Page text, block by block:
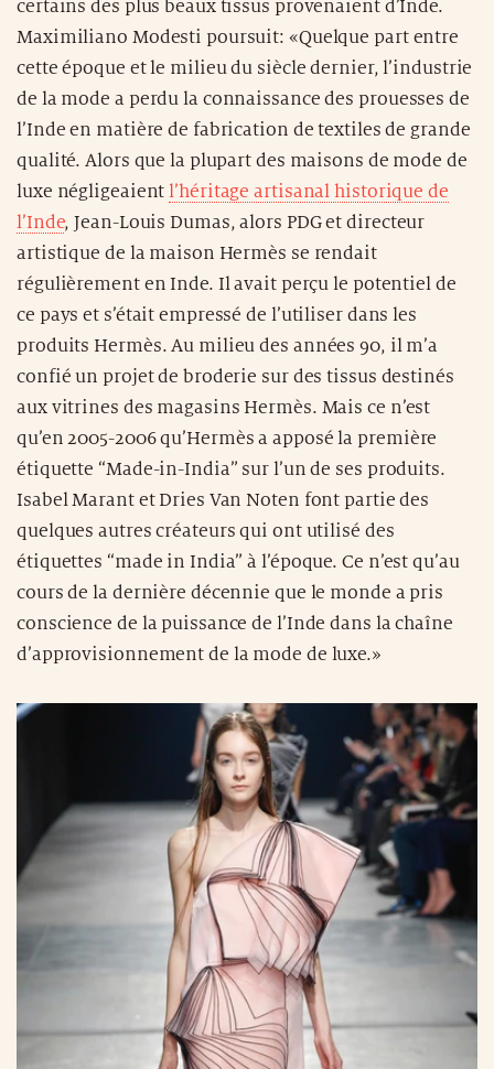
certains des plus beaux tissus provenaient d’Inde.
Maximiliano Modesti poursuit: «Quelque part entre
cette époque et le milieu du siècle dernier, l’industrie
de la mode a perdu la connaissance des prouesses de
l’Inde en matière de fabrication de textiles de grande
qualité. Alors que la plupart des maisons de mode de
luxe négligeaientl’héritage artisanal historique de
l’Inde, Jean-Louis Dumas, alors PDG et directeur
artistique de la maison Hermès se rendait
régulièrement en Inde. Il avait perçu le potentiel de
ce pays et s’était empressé de l’utiliser dans les
produits Hermès. Au milieu des années 90, il m’a
confié un projet de broderie sur des tissus destinés
aux vitrines des magasins Hermès. Mais ce n’est
qu’en 2005-2006 qu’Hermès a apposé la première
étiquette “Made-in-India” sur l’un de ses produits.
Isabel Marant et Dries Van Noten font partie des
quelques autres créateurs qui ont utilisé des
étiquettes “made in India” à l’époque. Ce n’est qu’au
cours de la dernière décennie que le monde a pris
conscience de la puissance de l’Inde dans la chaîne
d’approvisionnement de la mode de luxe.»